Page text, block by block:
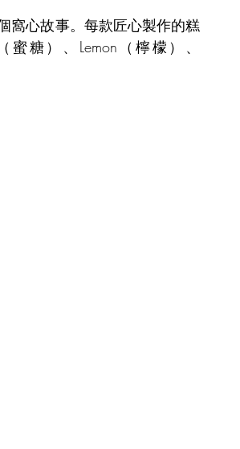
窩心故事。每款匠心製作的糕
糖）、Lemon（檸檬）、